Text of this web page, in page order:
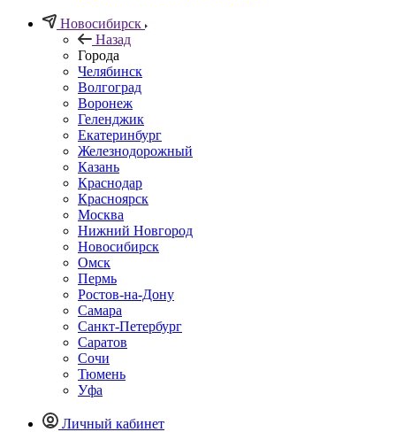
Новосибирск
Назад
Города
Челябинск
Волгоград
Воронеж
Геленджик
Екатеринбург
Железнодорожный
Казань
Краснодар
Красноярск
Москва
Нижний Новгород
Новосибирск
Омск
Пермь
Ростов-на-Дону
Самара
Санкт-Петербург
Саратов
Сочи
Тюмень
Уфа
Личный кабинет